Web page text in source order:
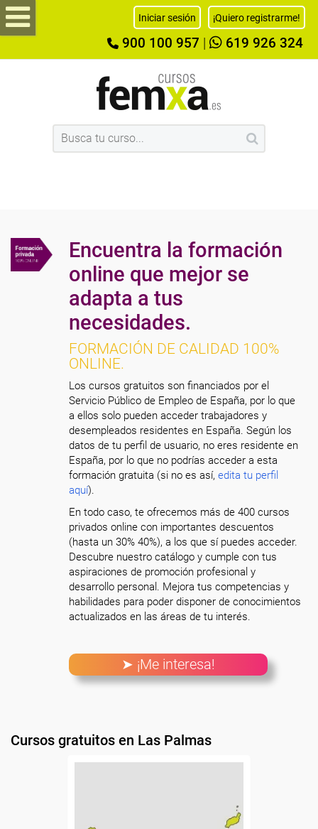
Iniciar sesión ¡Quiero registrarme!
900 100 957 619 926 324
Encuentra la formación
online que mejor se
adapta a tus
necesidades.
FORMACIÓN DE CALIDAD 100%
ONLINE.
Los cursos gratuitos son financiados por el
Servicio Público de Empleo de España, por lo que
a ellos solo pueden acceder trabajadores y
desempleados residentes en España. Según los
datos de tu perfil de usuario, no eres residente en
España, por lo que no podrías acceder a esta
formación gratuita (si no es así,edita tu perfil
aquí).
En todo caso, te ofrecemos más de 400 cursos
privados online con importantes descuentos
(hasta un 30% 40%), a los que sí puedes acceder.
Descubre nuestro catálogo y cumple con tus
aspiraciones de promoción profesional y
desarrollo personal. Mejora tus competencias y
habilidades para poder disponer de conocimientos
actualizados en las áreas de tu interés.
➤ ¡Me interesa!
Cursos gratuitos en Las Palmas